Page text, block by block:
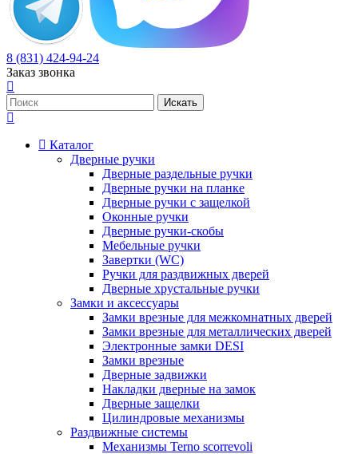
8 (831) 424-94-24
Заказ звонка
Каталог
Дверные ручки
Дверные раздельные ручки
Дверные ручки на планке
Дверные ручки с защелкой
Оконные ручки
Дверные ручки-скобы
Мебельные ручки
Завертки (WC)
Ручки для раздвижных дверей
Дверные хрустальные ручки
Замки и аксессуары
Замки врезные для межкомнатных дверей
Замки врезные для металлических дверей
Электронные замки DESI
Замки врезные
Дверные задвижки
Накладки дверные на замок
Дверные защелки
Цилиндровые механизмы
Раздвижные системы
Механизмы Terno scorrevoli